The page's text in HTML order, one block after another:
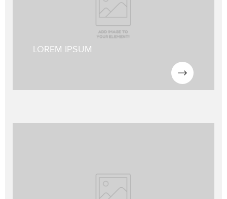
LOREM IPSUM
aliquyam erat, sed diam voluptua. At vero eos et accusam.
Lorem ipsum dolor sit amet, consetetur sadipscing elitr, sed diam
Lorem ipsum dolor sit amet, consetetur sadipscing elitr, sed diam
nonumy eirmod tempor invidunt ut labore et dolore magna
aliquyam erat, sed diam voluptua. At vero eos et accusam.